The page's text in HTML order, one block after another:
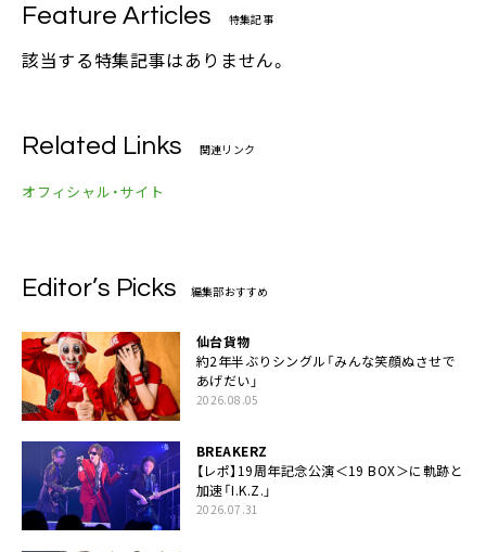
Feature Articles 特集記事
該当する特集記事はありません。
Related Links 関連リンク
オフィシャル・サイト
Editor’s Picks 編集部おすすめ
仙台貨物
約2年半ぶりシングル「みんな笑顔ぬさせで
あげだい」
2026.08.05
BREAKERZ
【レポ】19周年記念公演＜19 BOX＞に軌跡と
加速「I.K.Z.」
2026.07.31